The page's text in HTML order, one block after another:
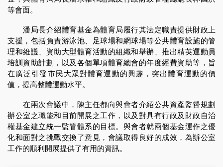
等會面。
潘局長介紹體育基金為體育局履行其法定職責提供財政上
支援，包括負責游泳池、足球場和網球場等公共體育設施的管
理和維護、資助大型體育活動的組織和舉辦、推出精英運動員
培訓資助計劃，以及各個單項體育總會的年度經費資助等，旨
在廣泛引發市民大眾對體育運動的興趣，突出體育運動的價
值，提高整體運動水平。
在兩次會議中，陳主任都向與會者介紹公共資產監督規劃
辦公室之職能和目前開展之工作，以及對具有行政及財政自治
權基金建立統一監管體系的目標。與會者就兩個基金運作之優
化和面對之挑戰交換了意見，會議取得良好的成效，為辦公室
工作的順利開展提供了有用的資訊。